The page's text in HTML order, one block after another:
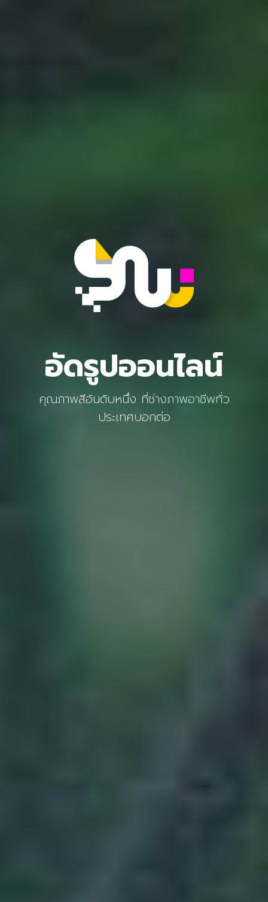
อัดรูปออนไลน์
คุณภาพสีอันดับหนึ่ง ที่ช่างภาพอาชีพทั่ว
ประเทศบอกต่อ